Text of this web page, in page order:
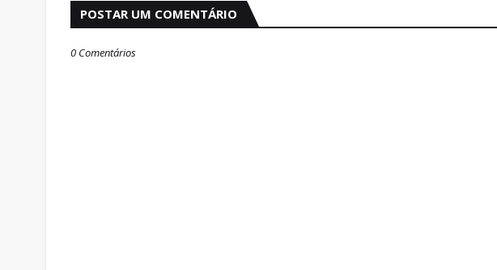
POSTAR UM COMENTÁRIO
0 Comentários